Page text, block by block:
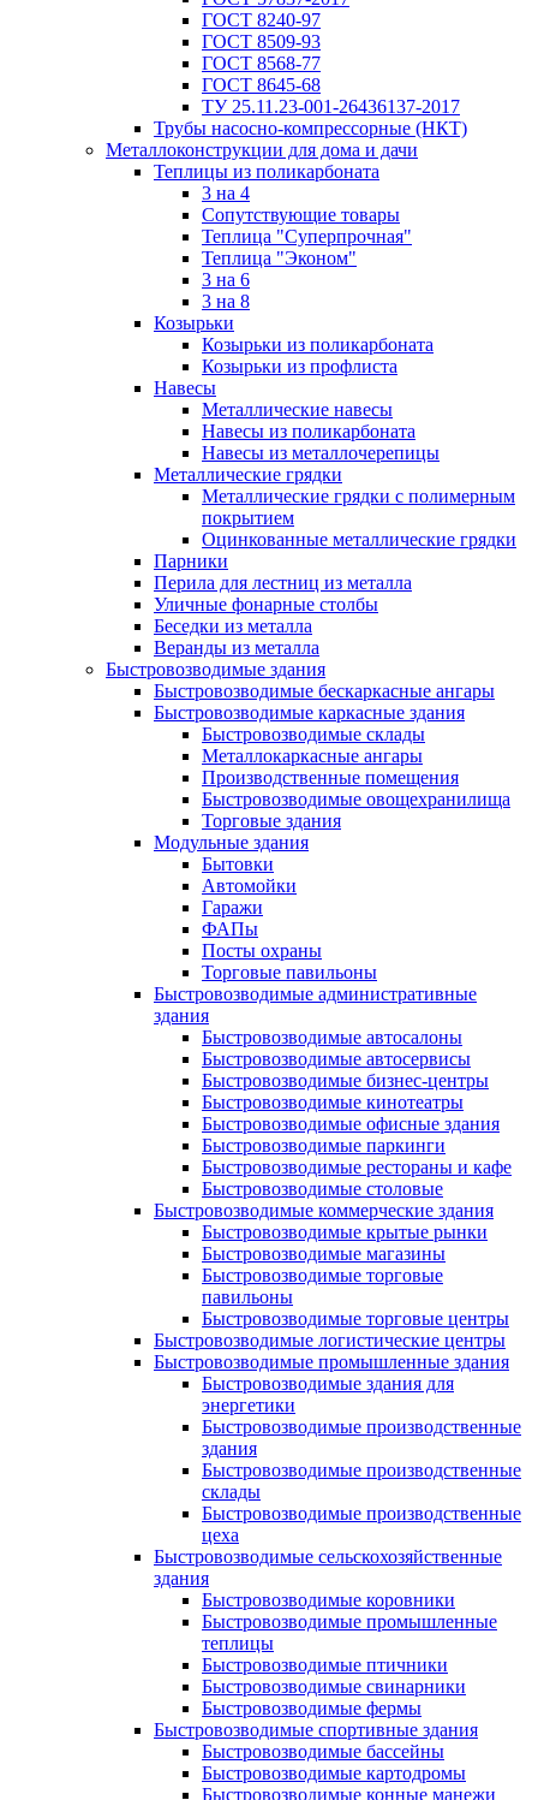
ГОСТ 8240-97
ГОСТ 8509-93
ГОСТ 8568-77
ГОСТ 8645-68
ТУ 25.11.23-001-26436137-2017
Трубы насосно-компрессорные (НКТ)
Металлоконструкции для дома и дачи
Теплицы из поликарбоната
3 на 4
Сопутствующие товары
Теплица "Суперпрочная"
Теплица "Эконом"
3 на 6
3 на 8
Козырьки
Козырьки из поликарбоната
Козырьки из профлиста
Навесы
Металлические навесы
Навесы из поликарбоната
Навесы из металлочерепицы
Металлические грядки
Металлические грядки с полимерным
покрытием
Оцинкованные металлические грядки
Парники
Перила для лестниц из металла
Уличные фонарные столбы
Беседки из металла
Веранды из металла
Быстровозводимые здания
Быстровозводимые бескаркасные ангары
Быстровозводимые каркасные здания
Быстровозводимые склады
Металлокаркасные ангары
Производственные помещения
Быстровозводимые овощехранилища
Торговые здания
Модульные здания
Бытовки
Автомойки
Гаражи
ФАПы
Посты охраны
Торговые павильоны
Быстровозводимые административные
здания
Быстровозводимые автосалоны
Быстровозводимые автосервисы
Быстровозводимые бизнес-центры
Быстровозводимые кинотеатры
Быстровозводимые офисные здания
Быстровозводимые паркинги
Быстровозводимые рестораны и кафе
Быстровозводимые столовые
Быстровозводимые коммерческие здания
Быстровозводимые крытые рынки
Быстровозводимые магазины
Быстровозводимые торговые
павильоны
Быстровозводимые торговые центры
Быстровозводимые логистические центры
Быстровозводимые промышленные здания
Быстровозводимые здания для
энергетики
Быстровозводимые производственные
здания
Быстровозводимые производственные
склады
Быстровозводимые производственные
цеха
Быстровозводимые сельскохозяйственные
здания
Быстровозводимые коровники
Быстровозводимые промышленные
теплицы
Быстровозводимые птичники
Быстровозводимые свинарники
Быстровозводимые фермы
Быстровозводимые спортивные здания
Быстровозводимые бассейны
Быстровозводимые картодромы
Быстровозводимые конные манежи